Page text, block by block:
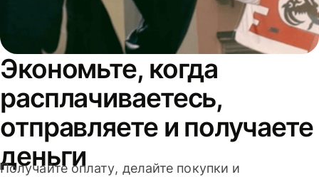
Экономьте, когда
расплачиваетесь,
отправляете и получаете
деньги
Получайте оплату, делайте покупки и